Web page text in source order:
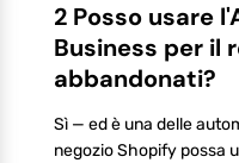
2 Posso usare
Business per il
abbandonati?
Sì — ed è una delle
negozio Shopify possa